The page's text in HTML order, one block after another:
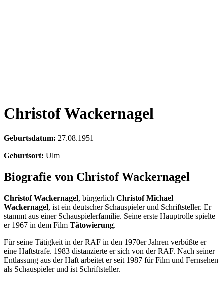
Christof Wackernagel
Geburtsdatum: 27.08.1951
Geburtsort: Ulm
Biografie von Christof Wackernagel
Christof Wackernagel, bürgerlich Christof Michael
Wackernagel, ist ein deutscher Schauspieler und Schriftsteller. Er
stammt aus einer Schauspielerfamilie. Seine erste Hauptrolle spielte
er 1967 in dem Film Tätowierung.
Für seine Tätigkeit in der RAF in den 1970er Jahren verbüßte er
eine Haftstrafe. 1983 distanzierte er sich von der RAF. Nach seiner
Entlassung aus der Haft arbeitet er seit 1987 für Film und Fernsehen
als Schauspieler und ist Schriftsteller.